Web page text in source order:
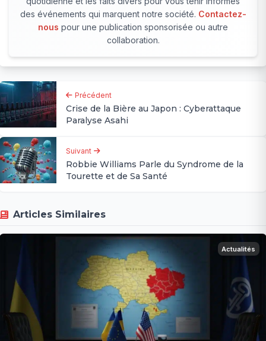
des événements qui marquent notre société. Contactez-
nous pour une publication sponsorisée ou autre
collaboration.
Précédent
Crise de la Bière au Japon : Cyberattaque
Paralyse Asahi
Suivant
Robbie Williams Parle du Syndrome de la
Tourette et de Sa Santé
Articles Similaires
Actualités